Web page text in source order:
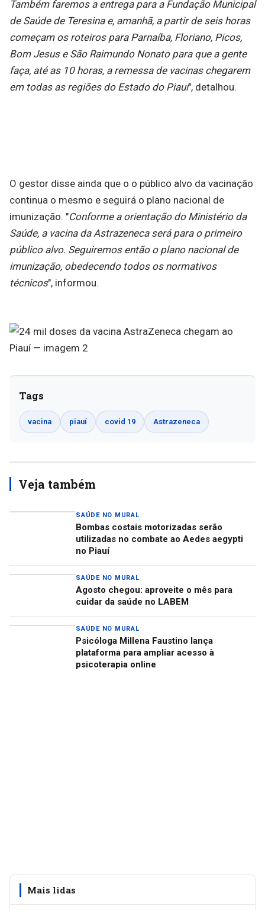
Também faremos a entrega para a Fundação Municipal
de Saúde de Teresina e, amanhã, a partir de seis horas
começam os roteiros para Parnaíba, Floriano, Picos,
Bom Jesus e São Raimundo Nonato para que a gente
faça, até as 10 horas, a remessa de vacinas chegarem
em todas as regiões do Estado do Piauí", detalhou.
O gestor disse ainda que o o público alvo da vacinação
continua o mesmo e seguirá o plano nacional de
imunização. "Conforme a orientação do Ministério da
Saúde, a vacina da Astrazeneca será para o primeiro
público alvo. Seguiremos então o plano nacional de
imunização, obedecendo todos os normativos
técnicos", informou.
Tags
vacina piauí covid 19 Astrazeneca
Veja também
SAÚDE NO MURAL
Bombas costais motorizadas serão
utilizadas no combate ao Aedes aegypti
no Piauí
SAÚDE NO MURAL
Agosto chegou: aproveite o mês para
cuidar da saúde no LABEM
SAÚDE NO MURAL
Psicóloga Millena Faustino lança
plataforma para ampliar acesso à
psicoterapia online
Mais lidas